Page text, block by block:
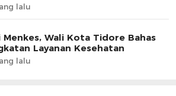
lalu
Menkes, Wali Kota Tidore Bahas
Layanan Kesehatan
lalu